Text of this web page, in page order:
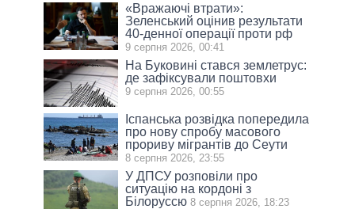
«Вражаючі втрати»:
Зеленський оцінив результати
40-денної операції проти рф
9 серпня 2026, 00:41
На Буковині стався землетрус:
де зафіксували поштовхи
9 серпня 2026, 00:55
Іспанська розвідка попередила
про нову спробу масового
прориву мігрантів до Сеути
8 серпня 2026, 23:55
У ДПСУ розповіли про
ситуацію на кордоні з
Білоруссю 8 серпня 2026, 18:23